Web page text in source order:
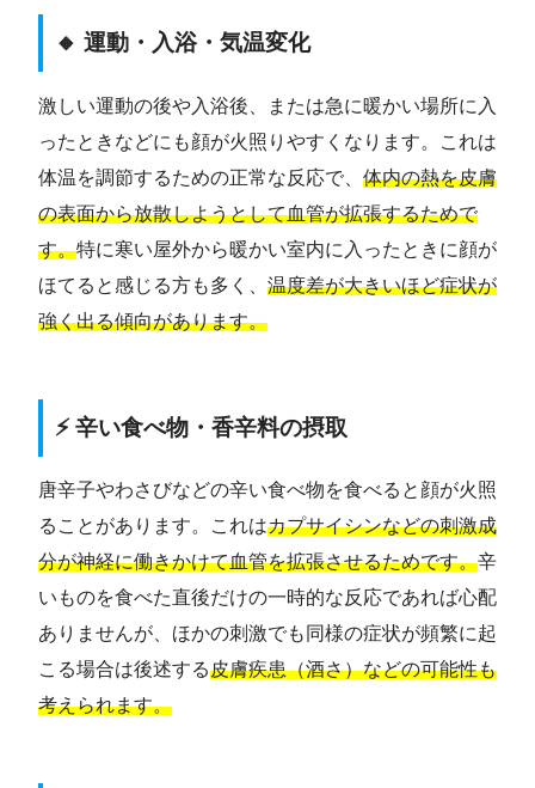
🔸 運動・入浴・気温変化
激しい運動の後や入浴後、または急に暖かい場所に入
ったときなどにも顔が火照りやすくなります。これは
体温を調節するための正常な反応で、 体内の熱を皮膚
の表面から放散しようとして血管が拡張するためで
す。特に寒い屋外から暖かい室内に入ったときに顔が
ほてると感じる方も多く、 温度差が大きいほど症状が
強く出る傾向があります。
⚡ 辛い食べ物・香辛料の摂取
唐辛子やわさびなどの辛い食べ物を食べると顔が火照
ることがあります。これはカプサイシンなどの刺激成
分が神経に働きかけて血管を拡張させるためです。辛
いものを食べた直後だけの一時的な反応であれば心配
ありませんが、ほかの刺激でも同様の症状が頻繁に起
こる場合は後述する皮膚疾患（酒さ）などの可能性も
考えられます。